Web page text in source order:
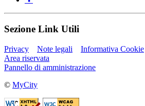
Sezione Link Utili
Privacy Note legali
Informativa Cookie
Area riservata
Pannello di amministrazione
© MyCity